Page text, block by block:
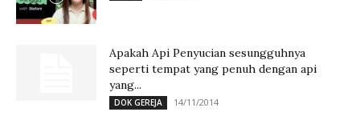
Apakah Api Penyucian sesungguhnya
seperti tempat yang penuh dengan api
yang...
DOK GEREJA 14/11/2014